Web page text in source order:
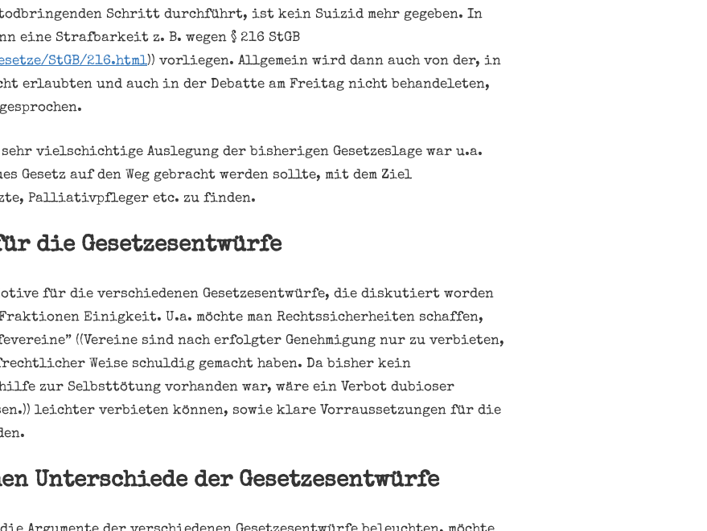
Schritt durchführt, ist kein Suizid mehr gegeben. In
eine Strafbarkeit z. B. wegen § 216 StGB
StGB/216.html)) vorliegen. Allgemein wird dann auch von der, in
erlaubten und auch in der Debatte am Freitag nicht behandeleten,
vielschichtige Auslegung der bisherigen Gesetzeslage war u.a.
Gesetz auf den Weg gebracht werden sollte, mit dem Ziel
Palliativpfleger etc. zu finden.
die Gesetzesentwürfe
für die verschiedenen Gesetzesentwürfe, die diskutiert worden
Einigkeit. U.a. möchte man Rechtssicherheiten schaffen,
((Vereine sind nach erfolgter Genehmigung nur zu verbieten,
Weise schuldig gemacht haben. Da bisher kein
zur Selbsttötung vorhanden war, wäre ein Verbot dubioser
leichter verbieten können, sowie klare Vorraussetzungen für die
Unterschiede der Gesetzesentwürfe